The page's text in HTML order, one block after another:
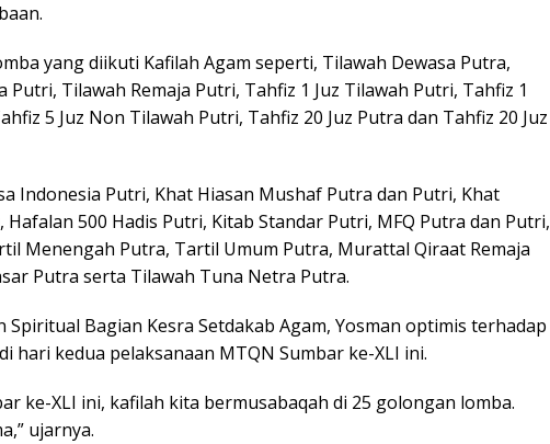
yang diikuti Kafilah Agam seperti, Tilawah Dewasa Putra,
Putri, Tilawah Remaja Putri, Tahfiz 1 Juz Tilawah Putri, Tahfiz 1
5 Juz Non Tilawah Putri, Tahfiz 20 Juz Putra dan Tahfiz 20 Juz
Indonesia Putri, Khat Hiasan Mushaf Putra dan Putri, Khat
500 Hadis Putri, Kitab Standar Putri, MFQ Putra dan Putri,
Menengah Putra, Tartil Umum Putra, Murattal Qiraat Remaja
Putra serta Tilawah Tuna Netra Putra.
Spiritual Bagian Kesra Setdakab Agam, Yosman optimis terhadap
hari kedua pelaksanaan MTQN Sumbar ke-XLI ini.
ke-XLI ini, kafilah kita bermusabaqah di 25 golongan lomba.
ujarnya.